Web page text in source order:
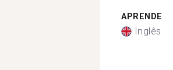
APRENDE
Inglês